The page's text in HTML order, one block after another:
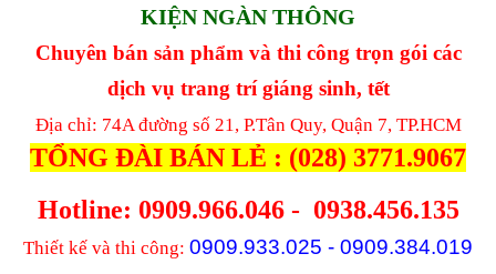
KIỆN NGÀN THÔNG
Chuyên bán sản phẩm và thi công trọn gói các
dịch vụ trang trí giáng sinh, tết
Địa chỉ: 74A đường số 21, P.Tân Quy, Quận 7, TP.HCM
TỔNG ĐÀI BÁN LẺ : (028) 3771.9067
Hotline: 0909.966.046 - 0938.456.135
Thiết kế và thi công: 0909.933.025 - 0909.384.019